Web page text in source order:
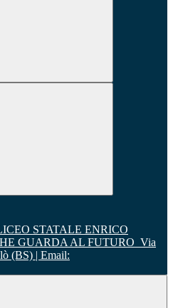
STATALE ENRICO
GUARDA AL FUTURO Via
(BS) | Email: